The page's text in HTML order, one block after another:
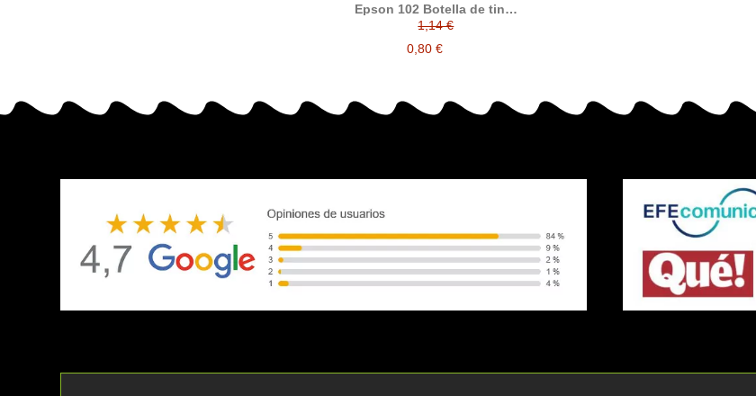
Epson 102 Botella de tinta
compatible
1,14 €
0,80 €